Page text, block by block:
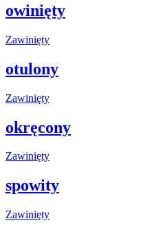
owinięty
Zawinięty
otulony
Zawinięty
okręcony
Zawinięty
spowity
Zawinięty